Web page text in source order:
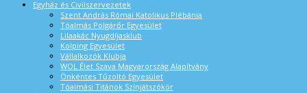
Egyház és Civilszervezetek
Szent András Római Katolikus Plébánia
Tóalmás Polgárőr Egyesület
Lilaakác Nyugdíjasklub
Kolping Egyesület
Vállalkozók Klubja
WOL Élet Szava Magyarország Alapítvány
Önkéntes Tűzoltó Egyesület
Tóalmási Titánok Színjátszókör